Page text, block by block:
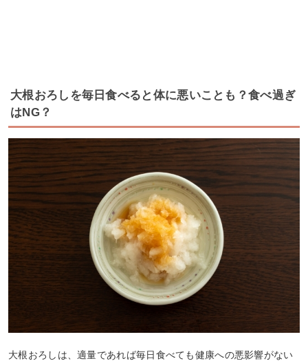
大根おろしを毎日食べると体に悪いことも？食べ過ぎ
はNG？
大根おろしは、適量であれば毎日食べても健康への悪影響がない